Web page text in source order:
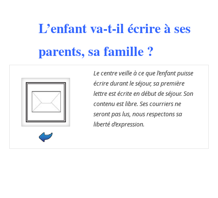
L’enfant va-t-il écrire à ses
parents, sa famille ?
Le centre veille à ce que l’enfant puisse
écrire durant le séjour, sa première
lettre est écrite en début de séjour. Son
contenu est libre. Ses courriers ne
seront pas lus, nous respectons sa
liberté d’expression.